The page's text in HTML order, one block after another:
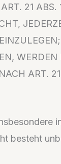
21 ABS.
WERDEN
ART.
besteht